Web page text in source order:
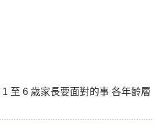
至 6 歲家長要面對的事 各年齡層